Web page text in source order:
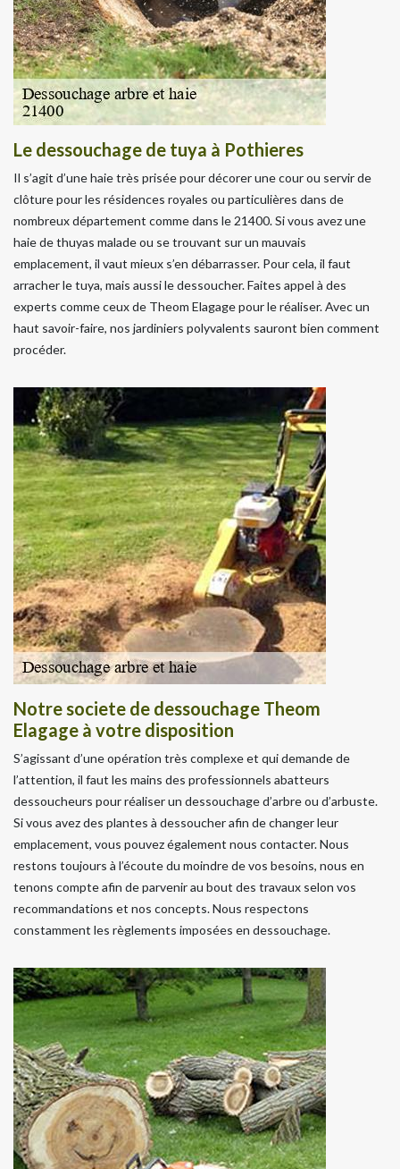
Le dessouchage de tuya à Pothieres
Il s’agit d’une haie très prisée pour décorer une cour ou servir de
clôture pour les résidences royales ou particulières dans de
nombreux département comme dans le 21400. Si vous avez une
haie de thuyas malade ou se trouvant sur un mauvais
emplacement, il vaut mieux s’en débarrasser. Pour cela, il faut
arracher le tuya, mais aussi le dessoucher. Faites appel à des
experts comme ceux de Theom Elagage pour le réaliser. Avec un
haut savoir-faire, nos jardiniers polyvalents sauront bien comment
procéder.
Notre societe de dessouchage Theom
Elagage à votre disposition
S’agissant d’une opération très complexe et qui demande de
l’attention, il faut les mains des professionnels abatteurs
dessoucheurs pour réaliser un dessouchage d’arbre ou d’arbuste.
Si vous avez des plantes à dessoucher afin de changer leur
emplacement, vous pouvez également nous contacter. Nous
restons toujours à l’écoute du moindre de vos besoins, nous en
tenons compte afin de parvenir au bout des travaux selon vos
recommandations et nos concepts. Nous respectons
constamment les règlements imposées en dessouchage.